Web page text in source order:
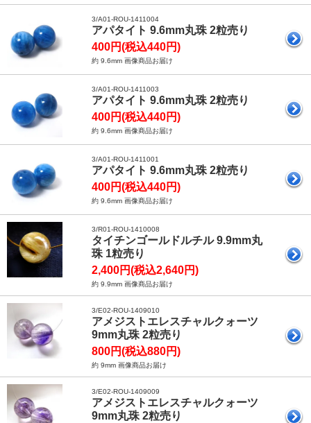
3/A01-ROU-1411004
アパタイト 9.6mm丸珠 2粒売り
400円(税込440円)
約 9.6mm 画像商品お届け
3/A01-ROU-1411003
アパタイト 9.6mm丸珠 2粒売り
400円(税込440円)
約 9.6mm 画像商品お届け
3/A01-ROU-1411001
アパタイト 9.6mm丸珠 2粒売り
400円(税込440円)
約 9.6mm 画像商品お届け
3/R01-ROU-1410008
タイチンゴールドルチル 9.9mm丸
珠 1粒売り
2,400円(税込2,640円)
約 9.9mm 画像商品お届け
3/E02-ROU-1409010
アメジストエレスチャルクォーツ
9mm丸珠 2粒売り
800円(税込880円)
約 9mm 画像商品お届け
3/E02-ROU-1409009
アメジストエレスチャルクォーツ
9mm丸珠 2粒売り